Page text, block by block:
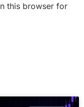
this browser for